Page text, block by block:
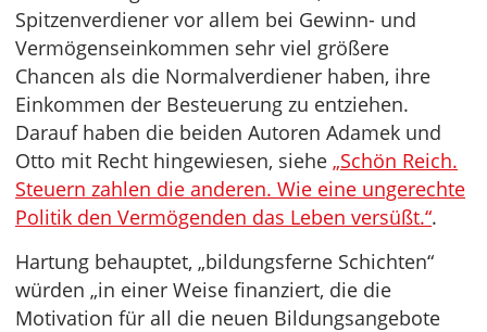
Spitzenverdiener vor allem bei Gewinn- und
Vermögenseinkommen sehr viel größere
Chancen als die Normalverdiener haben, ihre
Einkommen der Besteuerung zu entziehen.
Darauf haben die beiden Autoren Adamek und
Otto mit Recht hingewiesen, siehe „Schön Reich.
Steuern zahlen die anderen. Wie eine ungerechte
Politik den Vermögenden das Leben versüßt.“.
Hartung behauptet, „bildungsferne Schichten“
würden „in einer Weise finanziert, die die
Motivation für all die neuen Bildungsangebote